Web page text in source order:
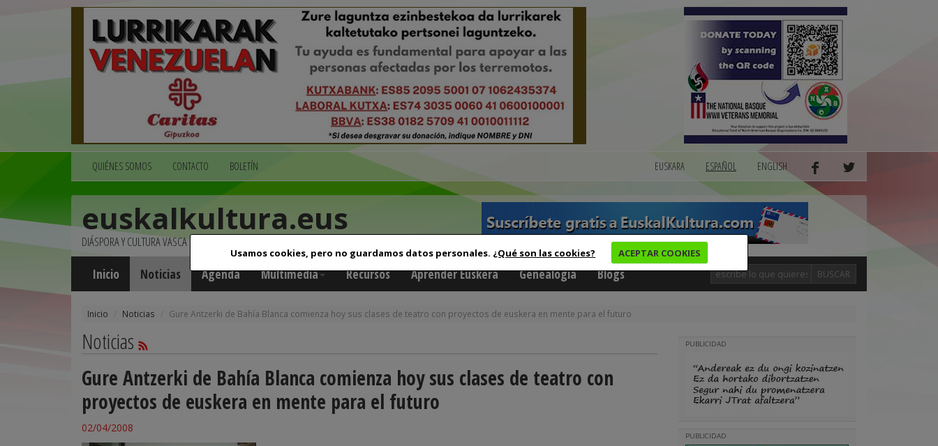
Usamos cookies, pero no guardamos datos personales. ¿Qué son las cookies? ACEPTAR COOKIES
QUIÉNES SOMOS CONTACTO BOLETÍN EUSKARA ESPAÑOL ENGLISH
euskalkultura.eus
DIÁSPORA Y CULTURA VASCA
Inicio Noticias Agenda Multimedia Recursos Aprender Euskera Genealogía Blogs BUSCAR
Inicio Noticias Gure Antzerki de Bahía Blanca comienza hoy sus clases de teatro con proyectos de euskera en mente para el futuro
Noticias
Gure Antzerki de Bahía Blanca comienza hoy sus clases de teatro con
proyectos de euskera en mente para el futuro
02/04/2008
PUBLICIDAD
PUBLICIDAD